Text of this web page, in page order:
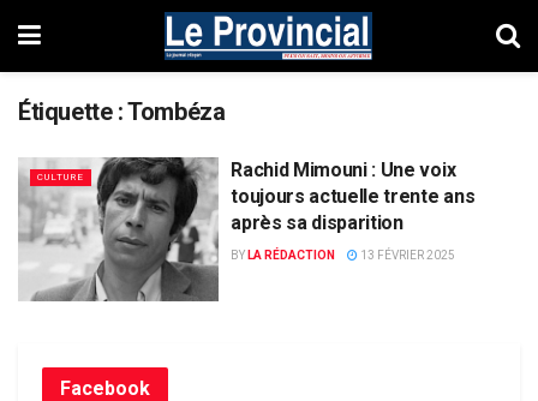
Étiquette :Tombéza
CULTURE
Rachid Mimouni : Une voix
toujours actuelle trente ans
après sa disparition
BY LA RÉDACTION 13 FÉVRIER 2025
Facebook